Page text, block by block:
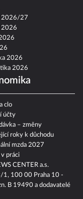
2026/27
2026
2026
2026
2026
clo
účty
– změny
roky k důchodu
mzda 2027
práci
CENTER a.s.
1, 100 00 Praha 10 -
B 19490 a dodavatelé